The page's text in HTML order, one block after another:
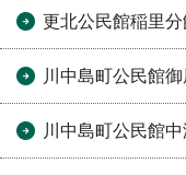
更北公民館稲里分
川中島町公民館
川中島町公民館